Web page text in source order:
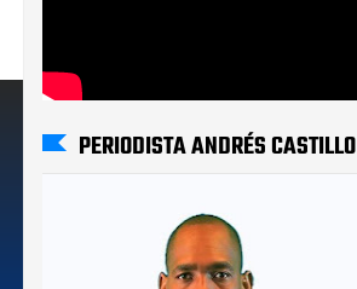
PERIODISTA ANDRÉS CASTILLO